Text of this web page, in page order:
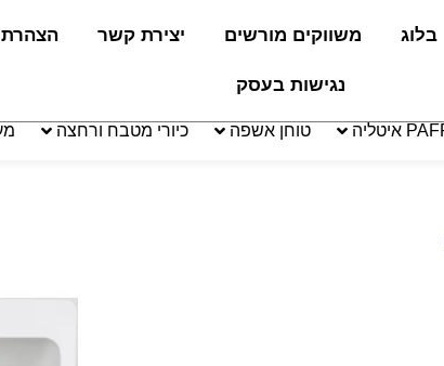
בלוג משווקים מורשים יצירת קשר הצהרת
נגישות בעסק
טוחן אשפה כיורי מטבח ורחצה